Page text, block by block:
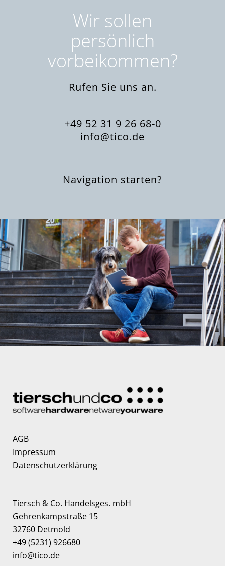
Wir sollen
persönlich
vorbeikommen?
Rufen Sie uns an.
+49 52 31 9 26 68-0
info@tico.de
Navigation starten?
AGB
Impressum
Datenschutzerklärung
Tiersch & Co. Handelsges. mbH
Gehrenkampstraße 15
32760 Detmold
+49 (5231) 926680
info@tico.de